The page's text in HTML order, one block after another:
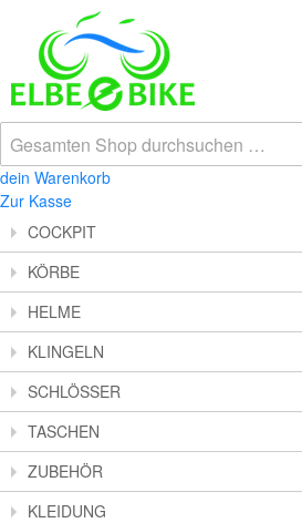
dein Warenkorb
Zur Kasse
COCKPIT
KÖRBE
HELME
KLINGELN
SCHLÖSSER
TASCHEN
ZUBEHÖR
KLEIDUNG